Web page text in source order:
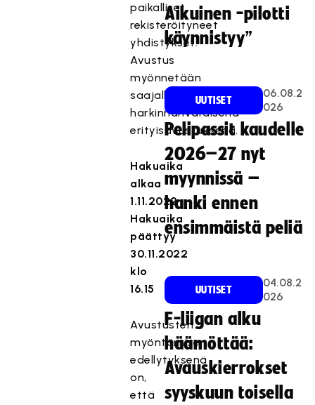
paikalliset,
rekisteröityneet
yhdistykset.
Avustus
myönnetään
saajalle
harkinnanvaraisena
erityisavustuksena.
Hakuaika
alkaa
1.11.2022
Hakuaika
päättyy
30.11.2022
klo
16.15
Avustusten
myöntämisen
edellytyksenä
on,
että
Aikuinen -pilotti
käynnistyy”
UUTISET
06.08.2
026
Pelipassit kaudelle
2026–27 nyt
myynnissä –
hanki ennen
ensimmäistä peliä
UUTISET
04.08.2
026
F-liigan alku
häämöttää:
Avauskierrokset
syyskuun toisella